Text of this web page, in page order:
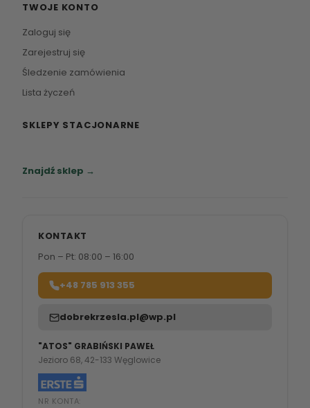
TWOJE KONTO
Zaloguj się
Zarejestruj się
Śledzenie zamówienia
Lista życzeń
SKLEPY STACJONARNE
Znajdź sklep →
KONTAKT
Pon – Pt: 08:00 – 16:00
+48 785 913 355
dobrekrzesla.pl@wp.pl
"ATOS" GRABIŃSKI PAWEŁ
Jezioro 68, 42-133 Węglowice
NR KONTA: